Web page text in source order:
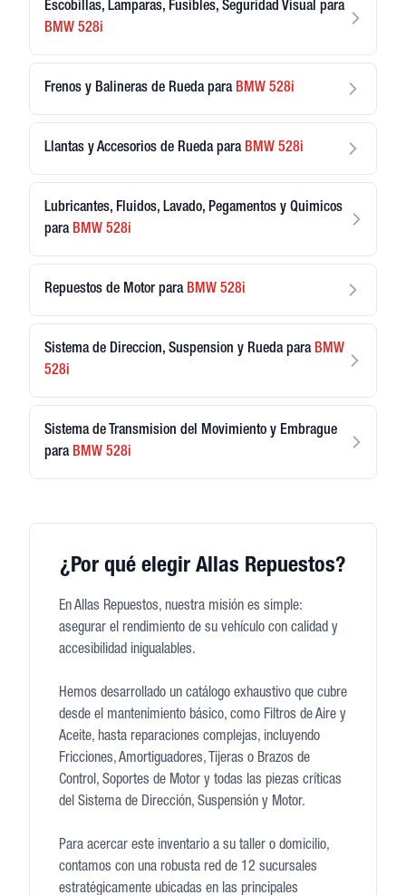
Escobillas, Lamparas, Fusibles, Seguridad Visual para
BMW 528i
Frenos y Balineras de Rueda para BMW 528i
Llantas y Accesorios de Rueda para BMW 528i
Lubricantes, Fluidos, Lavado, Pegamentos y Quimicos
para BMW 528i
Repuestos de Motor para BMW 528i
Sistema de Direccion, Suspension y Rueda para BMW
528i
Sistema de Transmision del Movimiento y Embrague
para BMW 528i
¿Por qué elegir Allas Repuestos?
En Allas Repuestos, nuestra misión es simple:
asegurar el rendimiento de su vehículo con calidad y
accesibilidad inigualables.
Hemos desarrollado un catálogo exhaustivo que cubre
desde el mantenimiento básico, como Filtros de Aire y
Aceite, hasta reparaciones complejas, incluyendo
Fricciones, Amortiguadores, Tijeras o Brazos de
Control, Soportes de Motor y todas las piezas críticas
del Sistema de Dirección, Suspensión y Motor.
Para acercar este inventario a su taller o domicilio,
contamos con una robusta red de 12 sucursales
estratégicamente ubicadas en las principales